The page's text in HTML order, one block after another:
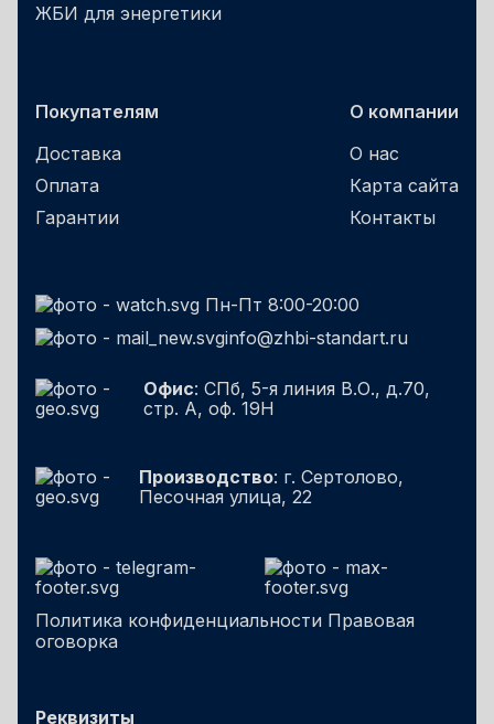
ЖБИ для энергетики
Покупателям
Доставка
Оплата
Гарантии
О компании
О нас
Карта сайта
Контакты
Пн-Пт 8:00-20:00
info@zhbi-standart.ru
Офис: СПб, 5-я линия В.О., д.70,
стр. А, оф. 19Н
Производство: г. Сертолово,
Песочная улица, 22
Политика конфиденциальности Правовая
оговорка
Реквизиты